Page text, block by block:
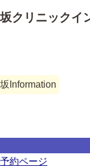
クリニックイ
Information
約ページ